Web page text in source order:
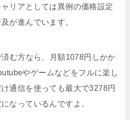
リアとしては異例の価格設定
が進んでいます。
む方なら、月額1078円しかか
やゲームなどをフルに楽し
通信を使っても最大で3278円
なっているんですよ。